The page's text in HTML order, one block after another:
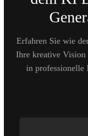
Erfahren Sie wie
Ihre kreative
in professionelle